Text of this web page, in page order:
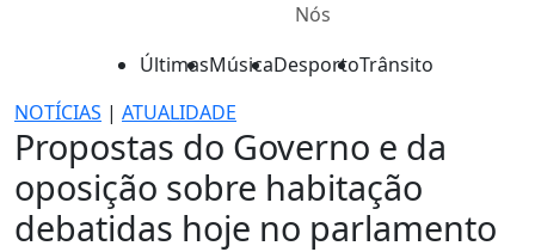
Nós
ÚltimasMúsicaDesportoTrânsito
NOTÍCIAS | ATUALIDADE
Propostas do Governo e da
oposição sobre habitação
debatidas hoje no parlamento